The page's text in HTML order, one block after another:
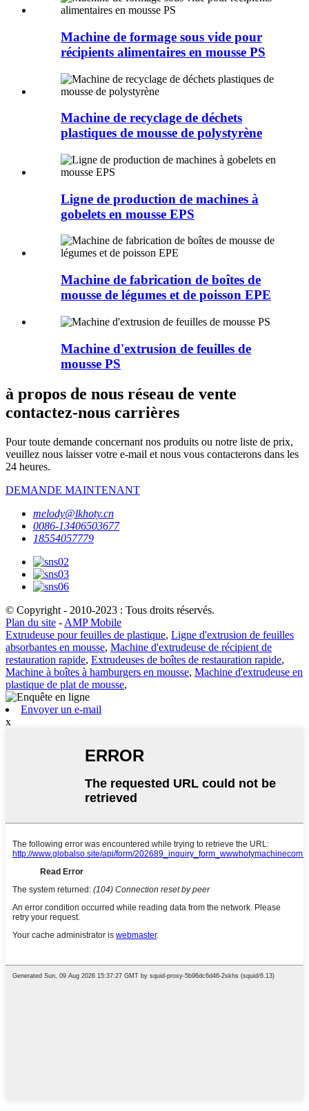
Machine de formage sous vide pour
récipients alimentaires en mousse PS
Machine de recyclage de déchets
plastiques de mousse de polystyrène
Ligne de production de machines à
gobelets en mousse EPS
Machine de fabrication de boîtes de
mousse de légumes et de poisson EPE
Machine d'extrusion de feuilles de
mousse PS
à propos de nous réseau de vente
contactez-nous carrières
Pour toute demande concernant nos produits ou notre liste de prix,
veuillez nous laisser votre e-mail et nous vous contacterons dans les
24 heures.
DEMANDE MAINTENANT
melody@lkhoty.cn
0086-13406503677
18554057779
© Copyright - 2010-2023 : Tous droits réservés.
Plan du site - AMP Mobile
Extrudeuse pour feuilles de plastique, Ligne d'extrusion de feuilles
absorbantes en mousse, Machine d'extrudeuse de récipient de
restauration rapide, Extrudeuses de boîtes de restauration rapide,
Machine à boîtes à hamburgers en mousse, Machine d'extrudeuse en
plastique de plat de mousse,
Envoyer un e-mail
x